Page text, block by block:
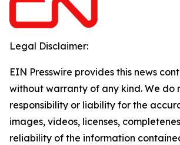
Legal Disclaimer:
EIN Presswire provides this news
without warranty of any kind. We do
responsibility or liability for the
images, videos, licenses,
reliability of the information